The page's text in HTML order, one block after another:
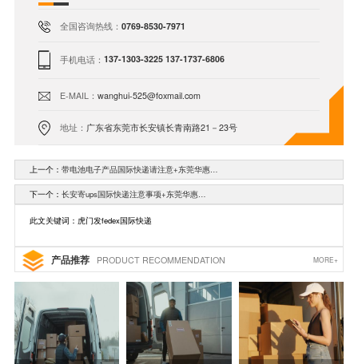
全国咨询热线：0769-8530-7971
手机电话：137-1303-3225 137-1737-6806
E-MAIL：wanghui-525@foxmail.com
地址： 广东省东莞市长安镇长青南路21－23号
上一个： 带电池电子产品国际快递请注意+东莞华惠…
下一个： 长安寄ups国际快递注意事项+东莞华惠…
此文关键词：虎门发fedex国际快递
产品推荐 PRODUCT RECOMMENDATION MORE+